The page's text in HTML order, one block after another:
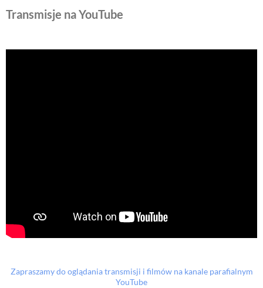
Transmisje na YouTube
Zapraszamy do oglądania transmisji i filmów na kanale parafialnym
YouTube